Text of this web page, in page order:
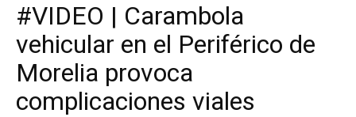
#VIDEO | Carambola
vehicular en el Periférico de
Morelia provoca
complicaciones viales